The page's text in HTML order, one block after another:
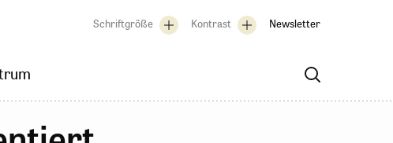
Schriftgröße Kontrast Newsletter